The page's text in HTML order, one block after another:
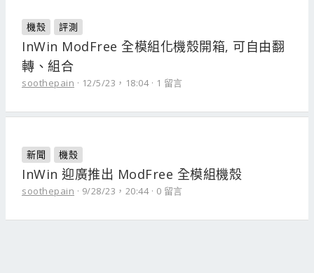
機殼 評測
InWin ModFree 全模組化機殼開箱, 可自由翻
轉、組合
soothepain 12/5/23，18:04 1 留言
新聞 機殼
InWin 迎廣推出 ModFree 全模組機殼
soothepain 9/28/23，20:44 0 留言